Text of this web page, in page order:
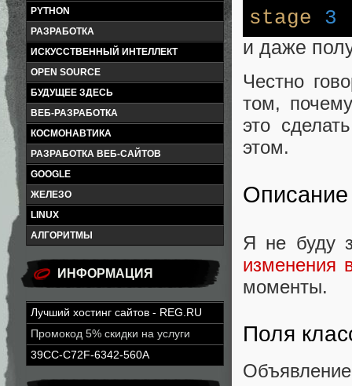
PYTHON
РАЗРАБОТКА
ИСКУССТВЕННЫЙ ИНТЕЛЛЕКТ
OPEN SOURCE
БУДУЩЕЕ ЗДЕСЬ
ВЕБ-РАЗРАБОТКА
КОСМОНАВТИКА
РАЗРАБОТКА ВЕБ-САЙТОВ
GOOGLE
ЖЕЛЕЗО
LINUX
АЛГОРИТМЫ
ИНФОРМАЦИЯ
Лучший хостинг сайтов - REG.RU
Промокод 5% скидки на услуги
39CC-C72F-6342-560A
stage 3
и даже
Честно
том,
это
этом.
Описание
Я не буду
изменения
моменты.
Поля
Объявление